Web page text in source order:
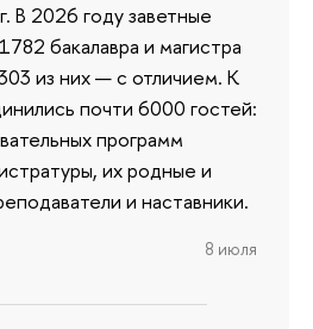
В 2026 году заветные
бакалавра и магистра
из них — с отличием. К
почти 6000 гостей:
программ
их родные и
и наставники.
8 июля